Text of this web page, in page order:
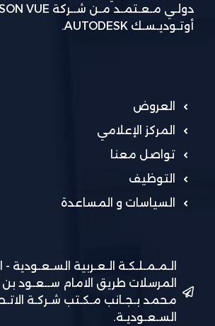
أوتـوديـسـك AUTODESK.
العروض
المركز الإعلامي
تواصل معنا
التوظيف
السياسات و المساعدة
الـمـمـلـكـة الـعـربية السـعـودية
المرسلات طريق الامام ســعـود بن
محمد بـجـانب مـكـتب شـركـة
السـعـوديـة.